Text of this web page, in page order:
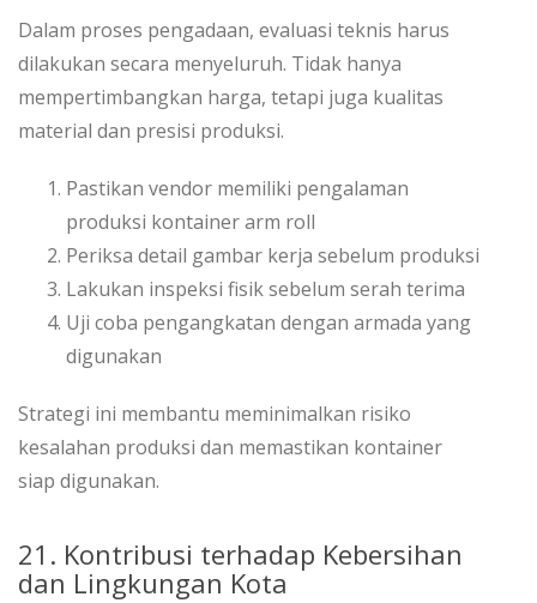
Dalam proses pengadaan, evaluasi teknis harus
dilakukan secara menyeluruh. Tidak hanya
mempertimbangkan harga, tetapi juga kualitas
material dan presisi produksi.
Pastikan vendor memiliki pengalaman
produksi kontainer arm roll
Periksa detail gambar kerja sebelum produksi
Lakukan inspeksi fisik sebelum serah terima
Uji coba pengangkatan dengan armada yang
digunakan
Strategi ini membantu meminimalkan risiko
kesalahan produksi dan memastikan kontainer
siap digunakan.
21. Kontribusi terhadap Kebersihan
dan Lingkungan Kota